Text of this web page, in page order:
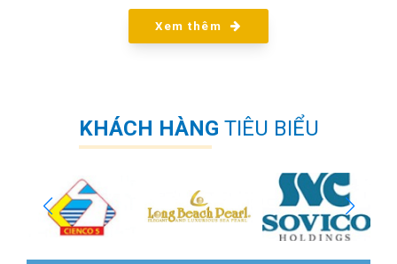
Xem thêm
KHÁCH HÀNG TIÊU BIỂU